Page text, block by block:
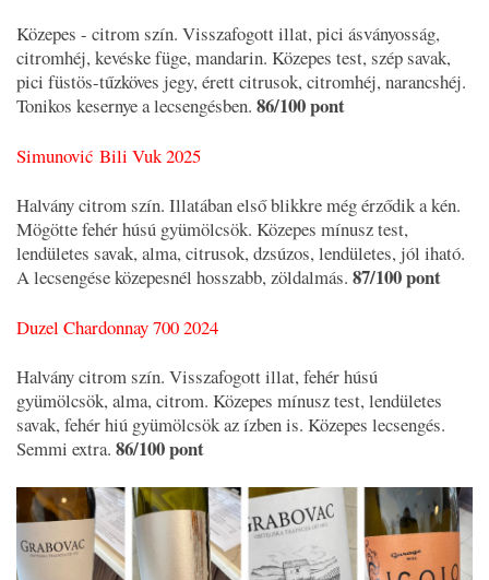
Közepes - citrom szín. Visszafogott illat, pici ásványosság,
citromhéj, kevéske füge, mandarin. Közepes test, szép savak,
pici füstös-tűzköves jegy, érett citrusok, citromhéj, narancshéj.
Tonikos kesernye a lecsengésben. 86/100 pont
Simunović Bili Vuk 2025
Halvány citrom szín. Illatában első blikkre még érződik a kén.
Mögötte fehér húsú gyümölcsök. Közepes mínusz test,
lendületes savak, alma, citrusok, dzsúzos, lendületes, jól iható.
A lecsengése közepesnél hosszabb, zöldalmás. 87/100 pont
Duzel Chardonnay 700 2024
Halvány citrom szín. Visszafogott illat, fehér húsú
gyümölcsök, alma, citrom. Közepes mínusz test, lendületes
savak, fehér hiú gyümölcsök az ízben is. Közepes lecsengés.
Semmi extra. 86/100 pont